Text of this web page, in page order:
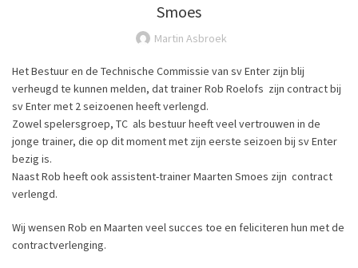
Smoes
Martin Asbroek
Het Bestuur en de Technische Commissie van sv Enter zijn blij
verheugd te kunnen melden, dat trainer Rob Roelofs zijn contract bij
sv Enter met 2 seizoenen heeft verlengd.
Zowel spelersgroep, TC als bestuur heeft veel vertrouwen in de
jonge trainer, die op dit moment met zijn eerste seizoen bij sv Enter
bezig is.
Naast Rob heeft ook assistent-trainer Maarten Smoes zijn contract
verlengd.
Wij wensen Rob en Maarten veel succes toe en feliciteren hun met de
contractverlenging.